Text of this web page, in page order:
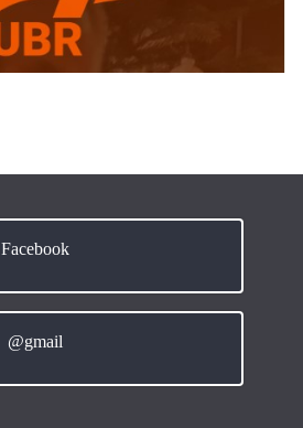
Facebook
@gmail